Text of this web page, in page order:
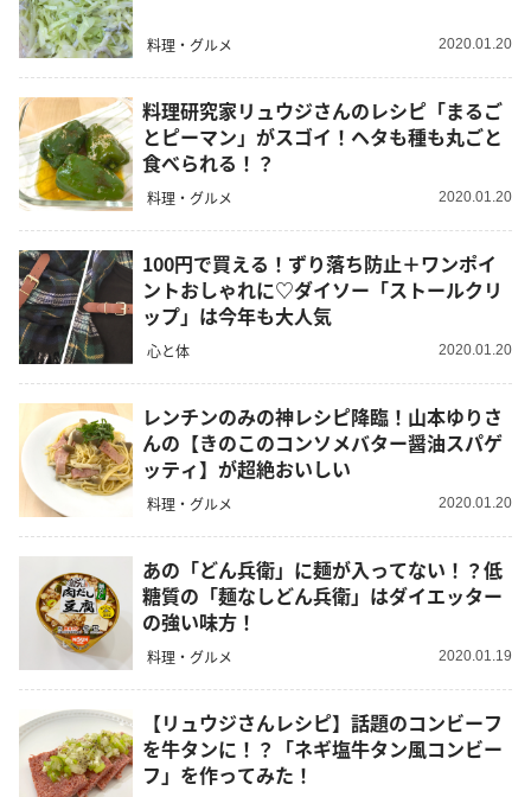
料理・グルメ 2020.01.20
料理研究家リュウジさんのレシピ「まるご
とピーマン」がスゴイ！ヘタも種も丸ごと
食べられる！？
料理・グルメ 2020.01.20
100円で買える！ずり落ち防止＋ワンポイ
ントおしゃれに♡ダイソー「ストールクリ
ップ」は今年も大人気
心と体 2020.01.20
レンチンのみの神レシピ降臨！山本ゆりさ
んの【きのこのコンソメバター醤油スパゲ
ッティ】が超絶おいしい
料理・グルメ 2020.01.20
あの「どん兵衛」に麺が入ってない！？低
糖質の「麺なしどん兵衛」はダイエッター
の強い味方！
料理・グルメ 2020.01.19
【リュウジさんレシピ】話題のコンビーフ
を牛タンに！？「ネギ塩牛タン風コンビー
フ」を作ってみた！